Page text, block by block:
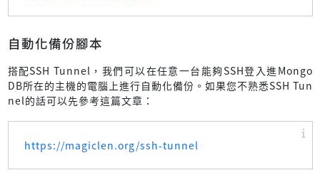
自動化備份腳本
搭配SSH Tunnel，我們可以在任意一台能夠SSH登入進Mongo
DB所在的主機的電腦上進行自動化備份。如果您不熟悉SSH Tun
nel的話可以先參考這篇文章：
https://magiclen.org/ssh-tunnel